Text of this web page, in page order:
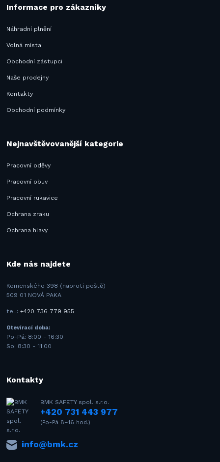
Informace pro zákazníky
Náhradní plnění
Volná místa
Obchodní zástupci
Naše prodejny
Kontakty
Obchodní podmínky
Nejnavštěvovanější kategorie
Pracovní oděvy
Pracovní obuv
Pracovní rukavice
Ochrana zraku
Ochrana hlavy
Kde nás najdete
Komenského 398 (naproti poště)
509 01 NOVÁ PAKA
tel.:+420 736 779 955
Otevírací doba:
Po-Pá: 8:00 - 16:30
So: 8:30 - 11:00
Kontakty
BMK SAFETY spol. s.r.o.
+420 731 443 977
(Po-Pá 8–16 hod.)
info@bmk.cz